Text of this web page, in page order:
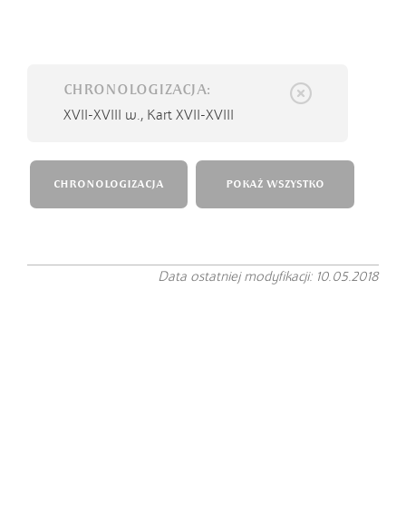
CHRONOLOGIZACJA:
XVII-XVIII w., Kart XVII-XVIII
CHRONOLOGIZACJA POKAŻ WSZYSTKO
Data ostatniej modyfikacji: 10.05.2018